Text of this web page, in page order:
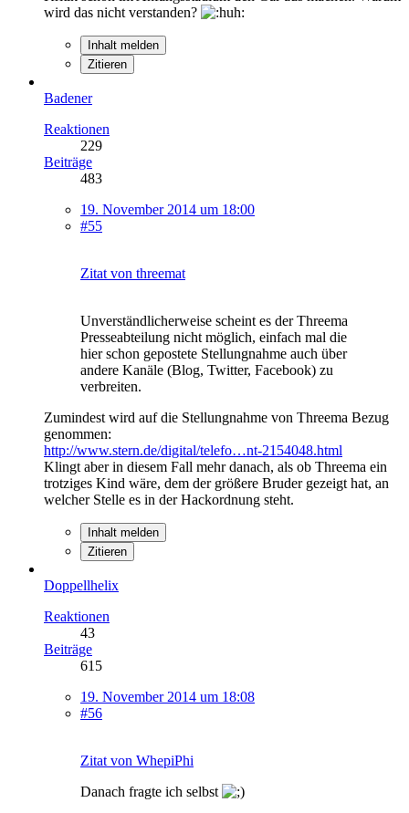
wird das nicht verstanden?
Inhalt melden
Zitieren
Badener
Reaktionen
229
Beiträge
483
19. November 2014 um 18:00
#55
Zitat von threemat
Unverständlicherweise scheint es der Threema
Presseabteilung nicht möglich, einfach mal die
hier schon gepostete Stellungnahme auch über
andere Kanäle (Blog, Twitter, Facebook) zu
verbreiten.
Zumindest wird auf die Stellungnahme von Threema Bezug
genommen:
http://www.stern.de/digital/telefo…nt-2154048.html
Klingt aber in diesem Fall mehr danach, als ob Threema ein
trotziges Kind wäre, dem der größere Bruder gezeigt hat, an
welcher Stelle es in der Hackordnung steht.
Inhalt melden
Zitieren
Doppellhelix
Reaktionen
43
Beiträge
615
19. November 2014 um 18:08
#56
Zitat von WhepiPhi
Danach fragte ich selbst